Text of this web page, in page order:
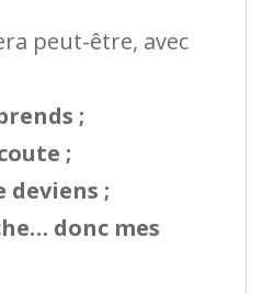
peut-être, avec
;
;
;
donc mes